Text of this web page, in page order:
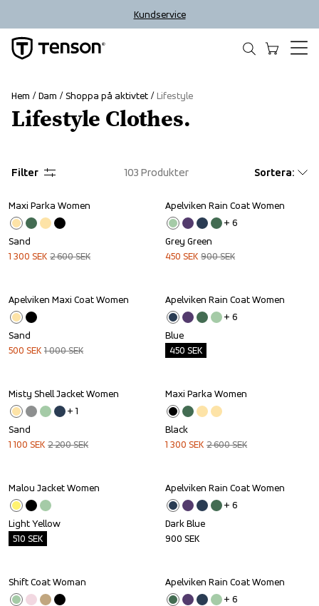
Kundservice
Hem Dam Shoppa på aktivtet Lifestyle
Lifestyle Clothes.
Filter 103 Produkter Sortera:
Sale
Maxi Parka Women
Sand
1 300 SEK 2 600SEK
Sale
Apelviken Rain Coat Women
+ 6
Grey Green
450 SEK 900SEK
Sale
Apelviken Maxi Coat Women
Sand
500 SEK 1 000SEK
Outlet
Apelviken Rain Coat Women
+ 6
Blue
450 SEK
Sale
Misty Shell Jacket Women
+ 1
Sand
1 100 SEK 2 200SEK
Sale
Maxi Parka Women
Black
1 300 SEK 2 600SEK
Outlet
Malou Jacket Women
Light Yellow
510 SEK
Apelviken Rain Coat Women
+ 6
Dark Blue
900 SEK
Outlet
Shift Coat Woman
Apelviken Rain Coat Women
+ 6